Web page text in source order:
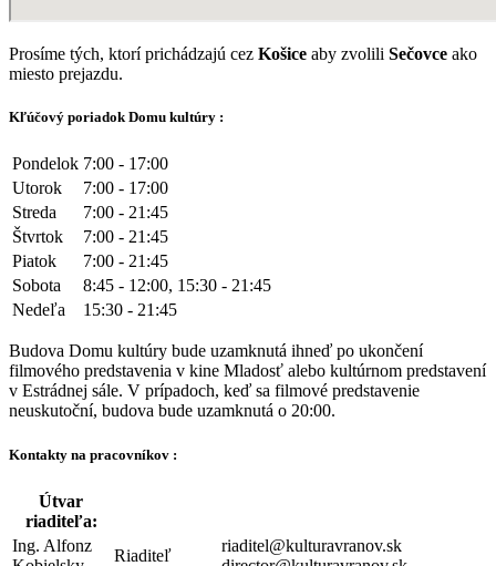
Prosíme tých, ktorí prichádzajú cez Košice aby zvolili Sečovce ako
miesto prejazdu.
Kľúčový poriadok Domu kultúry :
Pondelok 7:00 - 17:00
Utorok
7:00 - 17:00
Streda
7:00 - 21:45
Štvrtok
7:00 - 21:45
Piatok
7:00 - 21:45
Sobota
8:45 - 12:00, 15:30 - 21:45
Nedeľa
15:30 - 21:45
Budova Domu kultúry bude uzamknutá ihneď po ukončení
filmového predstavenia v kine Mladosť alebo kultúrnom predstavení
v Estrádnej sále. V prípadoch, keď sa filmové predstavenie
neuskutoční, budova bude uzamknutá o 20:00.
Kontakty na pracovníkov :
Útvar
riaditeľa:
Ing. Alfonz
Riaditeľ
riaditel@kulturavranov.sk